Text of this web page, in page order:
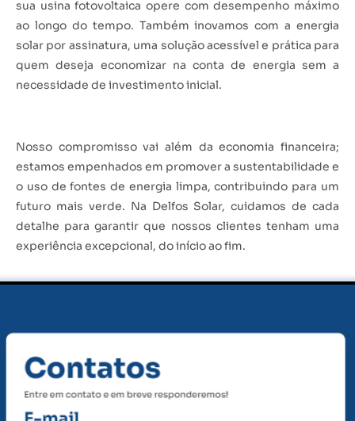
sua usina fotovoltaica opere com desempenho máximo
ao longo do tempo. Também inovamos com a energia
solar por assinatura, uma solução acessível e prática para
quem deseja economizar na conta de energia sem a
necessidade de investimento inicial.
Nosso compromisso vai além da economia financeira;
estamos empenhados em promover a sustentabilidade e
o uso de fontes de energia limpa, contribuindo para um
futuro mais verde. Na Delfos Solar, cuidamos de cada
detalhe para garantir que nossos clientes tenham uma
experiência excepcional, do início ao fim.